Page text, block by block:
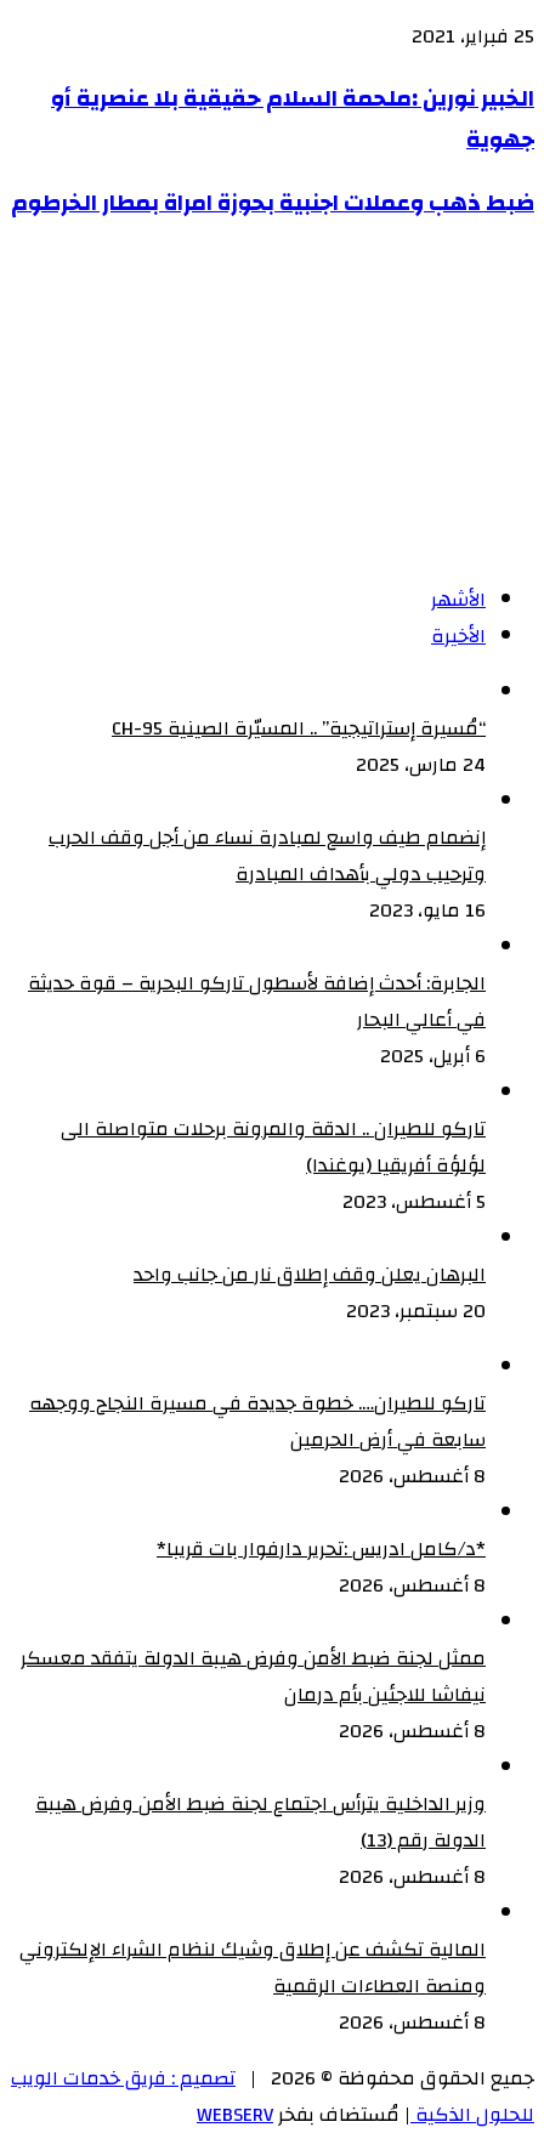
25 فبراير، 2021
الخبير
نورين
السلام
الخبير نورين :ملحمة السلام حقيقية بلا عنصرية أو
جهوية
ضبط
ضبط ذهب وعملات اجنبية بحوزة امراة بمطار الخرطوم
الأشهر
الأخيرة
“مُسيرة إستراتيجية” .. المسيّرة الصينية CH-95
24 مارس، 2025
إنضمام طيف واسع لمبادرة نساء من أجل وقف الحرب
وترحيب دولي بأهداف المبادرة
16 مايو، 2023
الجابرة: أحدث إضافة لأسطول تاركو البحرية – قوة حديثة
في أعالي البحار
6 أبريل، 2025
تاركو للطيران .. الدقة والمرونة برحلات متواصلة الى
لؤلؤة أفريقيا (يوغندا)
5 أغسطس، 2023
البرهان يعلن وقف إطلاق نار من جانب واحد
20 سبتمبر، 2023
تاركو للطيران…. خطوة جديدة في مسيرة النجاح ووجهه
سابعة في أرض الحرمين
8 أغسطس، 2026
‏*د/كامل ادريس :تحرير دارفوار بات قريبا*
8 أغسطس، 2026
ممثل لجنة ضبط الأمن وفرض هيبة الدولة يتفقد معسكر
نيفاشا للاجئين بأم درمان
8 أغسطس، 2026
وزير الداخلية يترأس اجتماع لجنة ضبط الأمن وفرض هيبة
الدولة رقم (13)
8 أغسطس، 2026
المالية تكشف عن إطلاق وشيك لنظام الشراء الإلكتروني
ومنصة العطاءات الرقمية
8 أغسطس، 2026
جميع الحقوق محفوظة © 2026 |
تصميم : فريق خدمات الويب
للحلول الذكية| مُستضاف بفخرWEBSERV